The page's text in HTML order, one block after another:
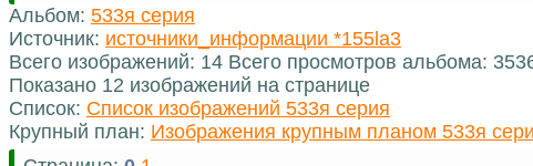
Альбом: 533я серия
Источник: источники_информации *155la3
Всего изображений: 14 Всего просмотров альбома:
Показано 12 изображений на странице
Список: Список изображений 533я серия
Крупный план: Изображения крупным планом 533я